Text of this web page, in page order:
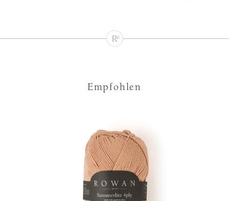
Empfohlen